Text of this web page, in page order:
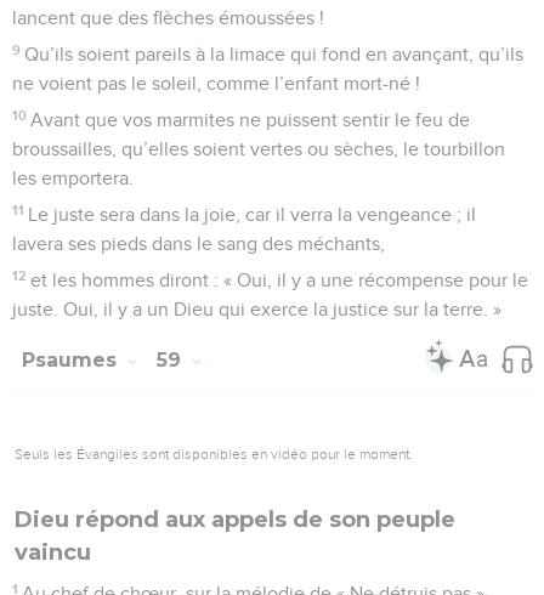
lancent que des flèches émoussées !
9 Qu’ils soient pareils à la limace qui fond en avançant, qu’ils
ne voient pas le soleil, comme l’enfant mort-né !
10 Avant que vos marmites ne puissent sentir le feu de
broussailles, qu’elles soient vertes ou sèches, le tourbillon
les emportera.
11 Le juste sera dans la joie, car il verra la vengeance ; il
lavera ses pieds dans le sang des méchants,
12 et les hommes diront : « Oui, il y a une récompense pour le
juste. Oui, il y a un Dieu qui exerce la justice sur la terre. »
Psaumes 59
Seuls les Évangiles sont disponibles en vidéo pour le moment.
Dieu répond aux appels de son peuple
vaincu
1